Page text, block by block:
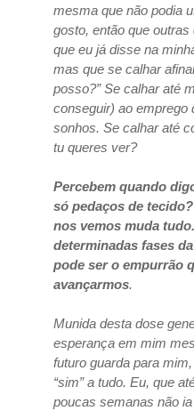
mesma que não podia
gosto, então que outras
que eu já disse na
mas que se calhar
posso?” Se calhar até
conseguir) ao emprego
sonhos. Se calhar até
tu queres ver?
Percebem quando
só pedaços de
nos vemos muda
determinadas fases
pode ser o empurrão
avançarmos.
Munida desta dose
esperança em mim
futuro guarda para
“sim” a tudo. Eu, que
poucas semanas não